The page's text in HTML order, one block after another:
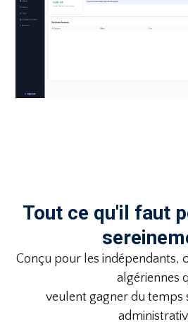
Tout ce qu'il faut
Conçu pour les indépendants,
algériennes
veulent gagner du temps